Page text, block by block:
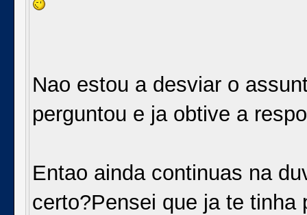
Nao estou a desviar o
perguntou e ja obtive a
Entao ainda continuas na
certo?Pensei que ja te